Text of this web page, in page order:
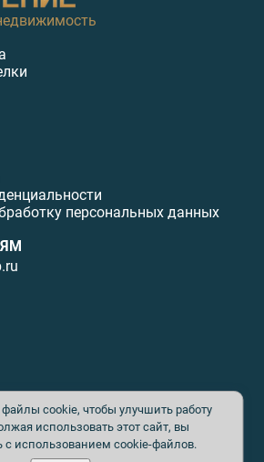
персональных данных
защищены. Перепечатка материалов
только с письменного разрешения. При
обязательна. Редакция не
содержание рекламных материалов. Все
услуги имеют необходимые сертификаты и
cookie, чтобы улучшить работу
использовать этот сайт, вы
с использованием cookie-файлов.